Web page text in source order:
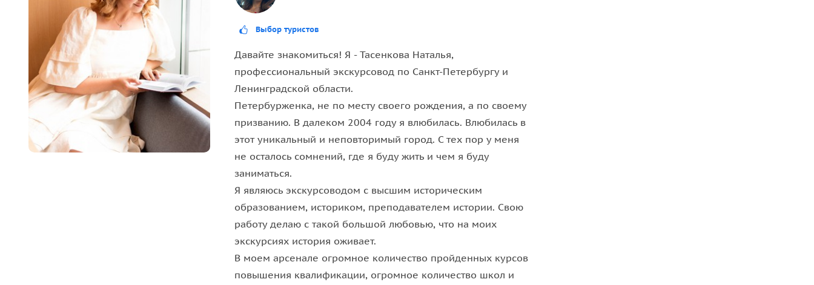
полюбуемся Балтийским морем, фортами и военными кораблями с парадной гавани города
Кронштадта;
погуляем по Летнему саду-старейшему в городе;
посетим Адмиралтейство императора Петра Великого;
прогуляемся по Якорной площади, рассмотрим каждый памятник;
увидим доминанту — Морской собор — собор всех российских моряков. Обязательно его
посетим и насладимся этой мощью и красотой.
Конечно же, это экскурсия не только про памятники и здания.
Это экскурсия о судьбах людей, о подвигах мореплавателей, о важнейших для человечества
Выбор туристов
Давайте знакомиться! Я - Тасенкова Наталья,
профессиональный экскурсовод по Санкт-Петербургу и
Ленинградской области.
Петербурженка, не по месту своего рождения, а по своему
призванию. В далеком 2004 году я влюбилась. Влюбилась в
этот уникальный и неповторимый город. С тех пор у меня
не осталось сомнений, где я буду жить и чем я буду
заниматься.
Я являюсь экскурсоводом с высшим историческим
образованием, историком, преподавателем истории. Свою
работу делаю с такой большой любовью, что на моих
экскурсиях история оживает.
В моем арсенале огромное количество пройденных курсов
повышения квалификации, огромное количество школ и